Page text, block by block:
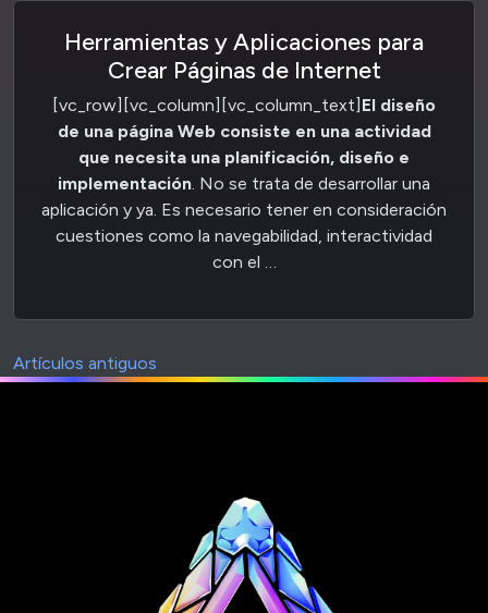
Herramientas y Aplicaciones para
Crear Páginas de Internet
[vc_row][vc_column][vc_column_text] El diseño
de una página Web consiste en una actividad
que necesita una planificación, diseño e
implementación. No se trata de desarrollar una
aplicación y ya. Es necesario tener en consideración
cuestiones como la navegabilidad, interactividad
con el …
Artículos antiguos